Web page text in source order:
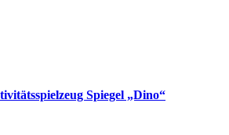
Spiegel „Dino“